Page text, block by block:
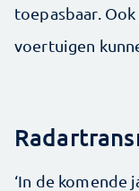
toepasbaar.
voertuigen
‘In de komende